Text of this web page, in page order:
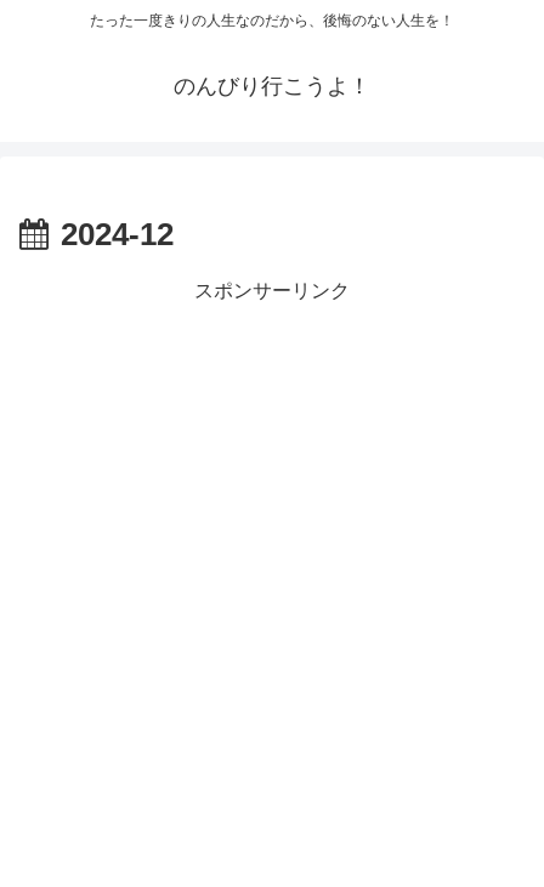
たった一度きりの人生なのだから、後悔のない人生を！
のんびり行こうよ！
2024-12
スポンサーリンク